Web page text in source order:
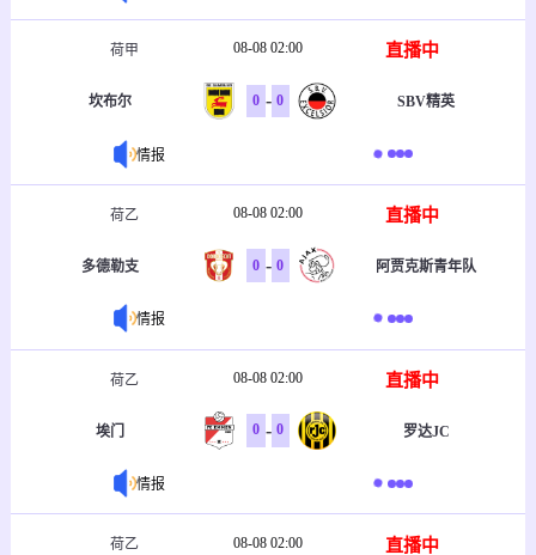
荷甲 08-08 02:00 直播中
坎布尔 0 - 0 SBV精英
情报
荷乙 08-08 02:00 直播中
多德勒支 0 - 0 阿贾克斯青年队
情报
荷乙 08-08 02:00 直播中
埃门 0 - 0 罗达JC
情报
荷乙 08-08 02:00 直播中